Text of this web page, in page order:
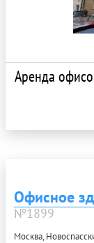
Аренда
Офисное
№1899
Москва,